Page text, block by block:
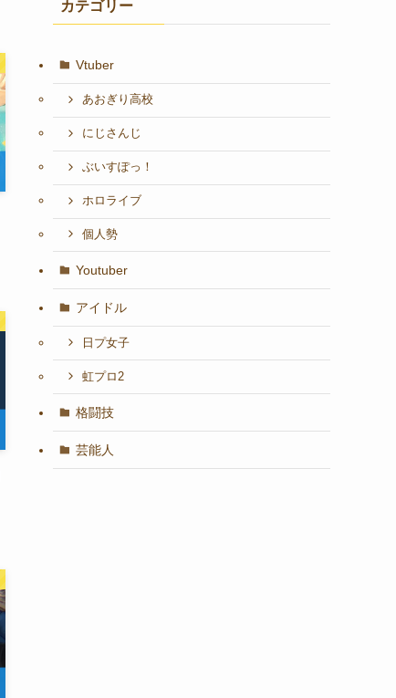
カテゴリー
Vtuber
あおぎり高校
にじさんじ
ぶいすぽっ！
ホロライブ
個人勢
Youtuber
アイドル
日プ女子
虹プロ2
格闘技
芸能人